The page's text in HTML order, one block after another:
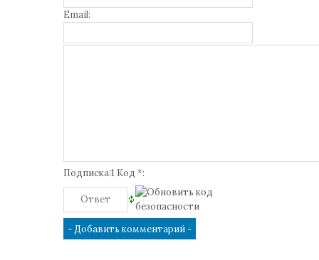
Email:
Подписка:1 Код *: